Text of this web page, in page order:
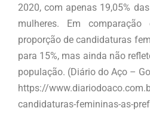
2020, com apenas 19,05%
mulheres. Em
proporção de candidaturas
para 15%, mas ainda não
população. (Diário do Aço –
https://
candidaturas-femininas-as-